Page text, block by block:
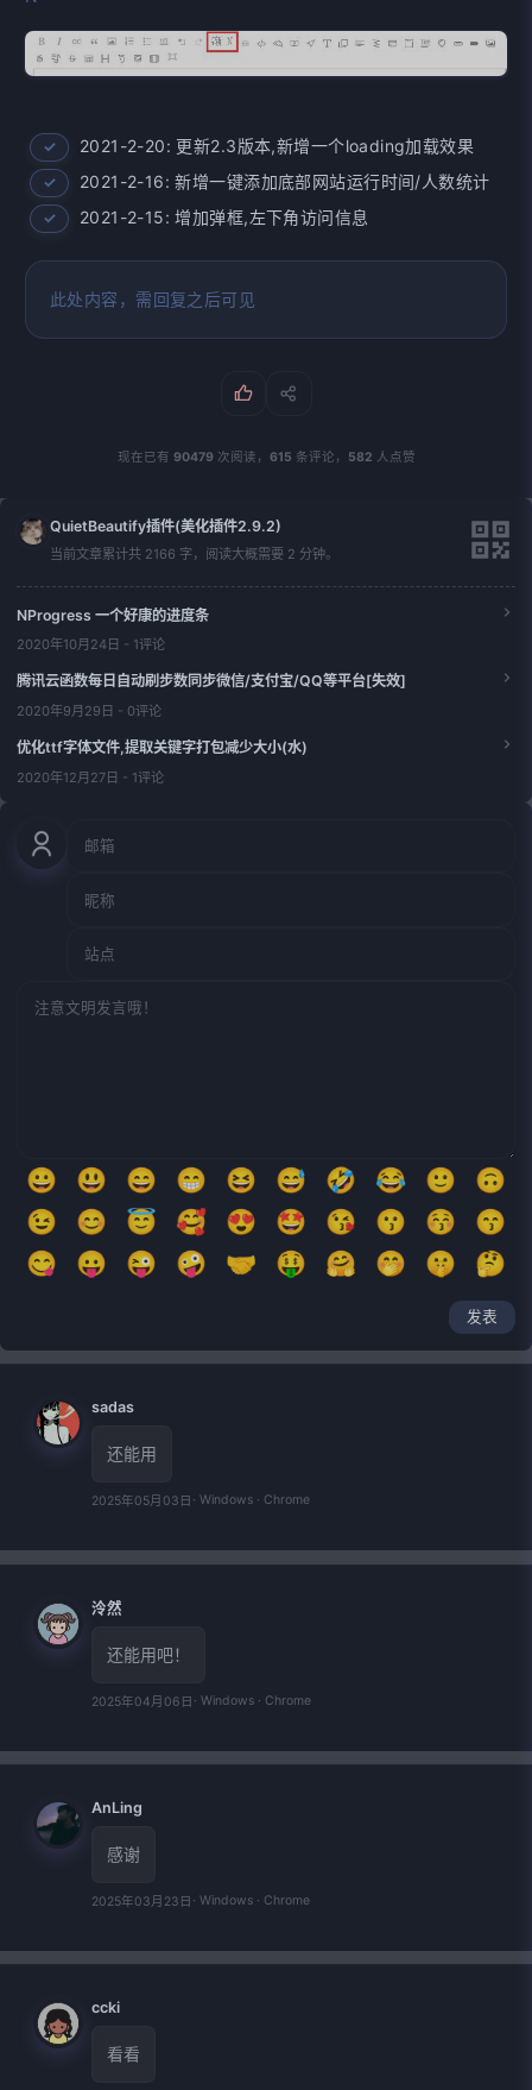
2021-2-20: 更新2.3版本,新增一个loading加载效果
2021-2-16: 新增一键添加底部网站运行时间/人数统计
2021-2-15: 增加弹框,左下角访问信息
此处内容，需回复之后可见
现在已有 90479 次阅读， 615 条评论， 582 人点赞
QuietBeautify插件(美化插件2.9.2)
当前文章累计共 2166 字，阅读大概需要 2 分钟。
NProgress 一个好康的进度条
2020年10月24日 - 1评论
腾讯云函数每日自动刷步数同步微信/支付宝/QQ等平台[失效]
2020年9月29日 - 0评论
优化ttf字体文件,提取关键字打包减少大小(水)
2020年12月27日 - 1评论
😀 😃 😄 😁 😆 😅 🤣 😂 🙂
🙃
😉
😊 😇 🥰 😍 🤩 😘 😗 😚
😙
😋
😛 😜 🤪 🤝 🤑 🤗 🤭 🤫
🤔
😬
🤥
😌
😔 😪 🤤 😴 😷 🤒 🤕 🤢
🤮
🧐
😕
😨
😓 😩 😫 🥱 😤
发表
sadas
还能用
2025年05月03日 · Windows · Chrome
泠然
还能用吧！
2025年04月06日 · Windows · Chrome
AnLing
感谢
2025年03月23日 · Windows · Chrome
ccki
看看